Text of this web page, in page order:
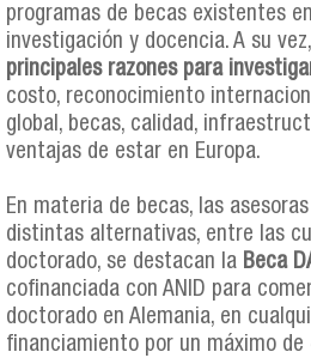
programas de becas existentes
investigación y docencia. A su
principales razones para
costo, reconocimiento
global, becas, calidad,
ventajas de estar en Europa.
En materia de becas, las
distintas alternativas, entre las
doctorado, se destacan la Beca
cofinanciada con ANID para
doctorado en Alemania, en
financiamiento por un máximo de